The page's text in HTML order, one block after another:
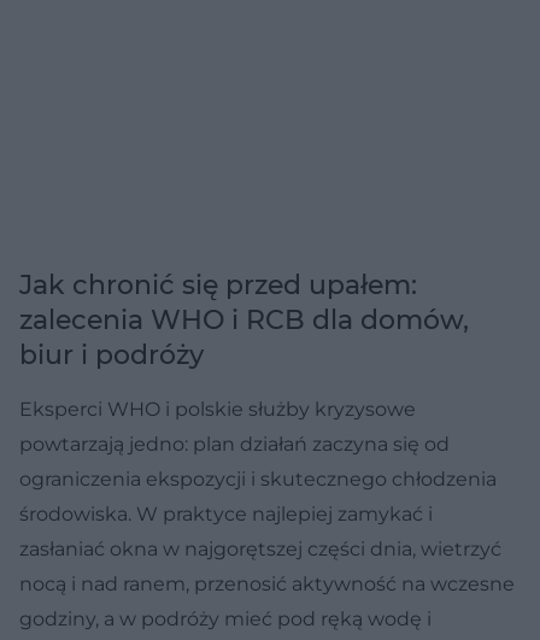
Jak chronić się przed upałem:
zalecenia WHO i RCB dla domów,
biur i podróży
Eksperci WHO i polskie służby kryzysowe
powtarzają jedno: plan działań zaczyna się od
ograniczenia ekspozycji i skutecznego chłodzenia
środowiska. W praktyce najlepiej zamykać i
zasłaniać okna w najgorętszej części dnia, wietrzyć
nocą i nad ranem, przenosić aktywność na wczesne
godziny, a w podróży mieć pod ręką wodę i